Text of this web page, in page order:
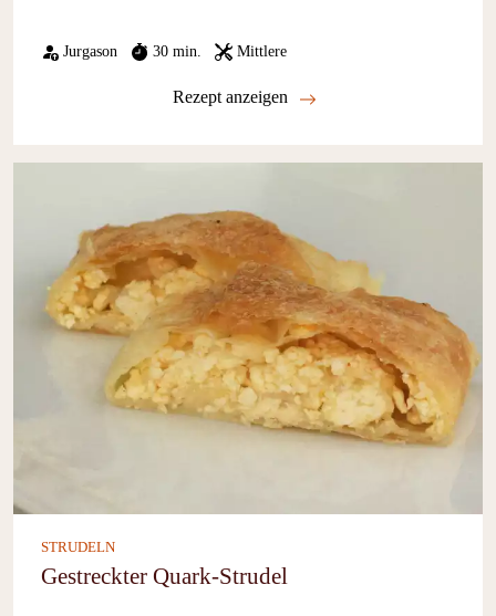
Jurgason 30 min. Mittlere
Rezept anzeigen
STRUDELN
Gestreckter Quark-Strudel